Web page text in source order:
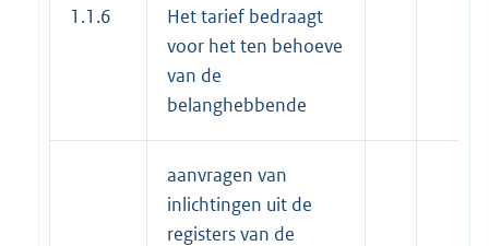
1.1.6
Het tarief bedraagt
voor het ten behoeve
van de
belanghebbende
aanvragen van
inlichtingen uit de
registers van de